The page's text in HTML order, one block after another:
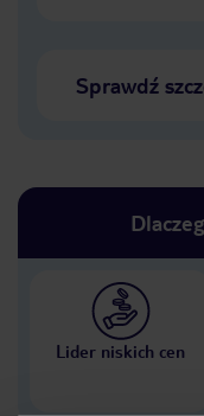
Sprawdź
Lider niskich cen